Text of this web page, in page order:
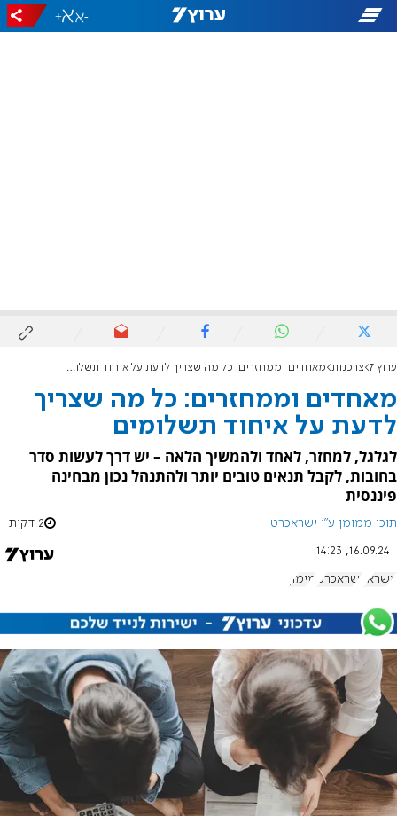
-
+
ערוץ 7 צרכנות מאחדים וממחזרים: כל מה שצריך לדעת על איחוד תשלומים
מאחדים וממחזרים: כל מה שצריך
לדעת על איחוד תשלומים
לגלגל, למחזר, לאחד ולהמשיך הלאה – יש דרך לעשות סדר
בחובות, לקבל תנאים טובים יותר ולהתנהל נכון מבחינה
פיננסית
תוכן ממומן ע"י ישראכרט 2 דקות
16.09.24, 14:23
אשראי ישראכרט מימון